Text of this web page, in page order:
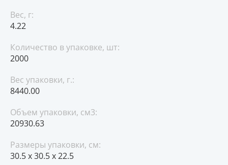
Вес, г:
4.22
Количество в упаковке, шт:
2000
Вес упаковки, г.:
8440.00
Объем упаковки, см3:
20930.63
Размеры упаковки, см:
30.5 x 30.5 x 22.5